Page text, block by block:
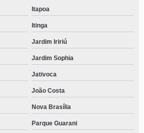
Itapoa
Itinga
Jardim Iririú
Jardim Sophia
Jativoca
João Costa
Nova Brasília
Parque Guarani